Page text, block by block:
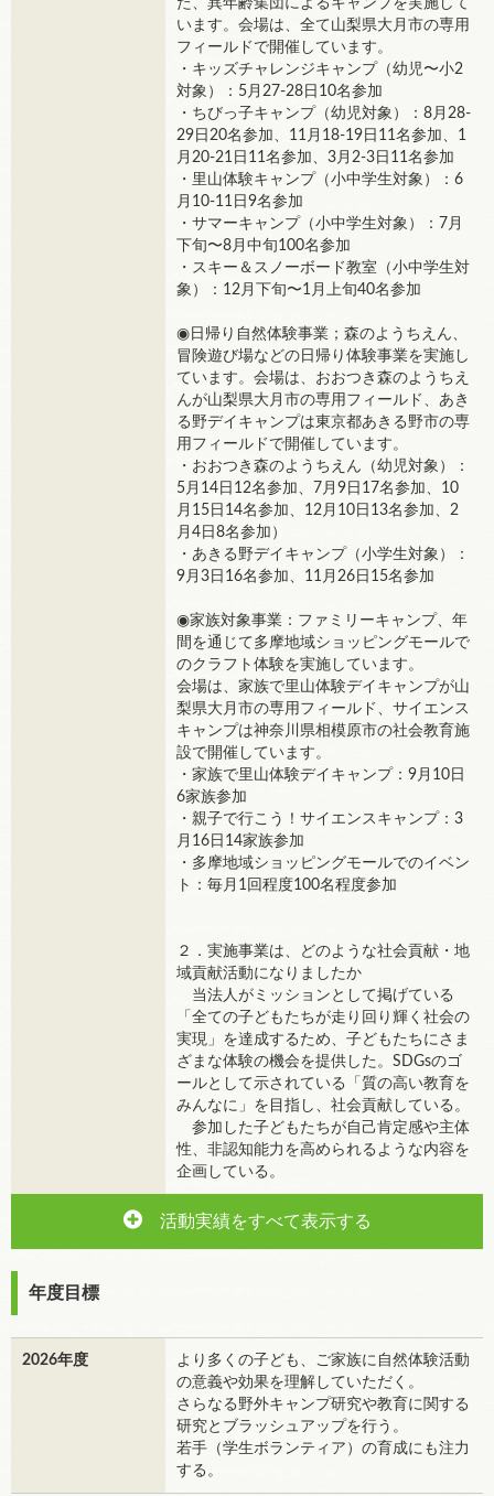
た、異年齢集団によるキャンプを実施して
います。会場は、全て山梨県大月市の専用
フィールドで開催しています。
・キッズチャレンジキャンプ（幼児〜小2
対象）：5月27-28日10名参加
・ちびっ子キャンプ（幼児対象）：8月28-
29日20名参加、11月18-19日11名参加、1
月20-21日11名参加、3月2-3日11名参加
・里山体験キャンプ（小中学生対象）：6
月10-11日9名参加
・サマーキャンプ（小中学生対象）：7月
下旬〜8月中旬100名参加
・スキー＆スノーボード教室（小中学生対
象）：12月下旬〜1月上旬40名参加
◉日帰り自然体験事業；森のようちえん、
冒険遊び場などの日帰り体験事業を実施し
ています。会場は、おおつき森のようちえ
んが山梨県大月市の専用フィールド、あき
る野デイキャンプは東京都あきる野市の専
用フィールドで開催しています。
・おおつき森のようちえん（幼児対象）：
5月14日12名参加、7月9日17名参加、10
月15日14名参加、12月10日13名参加、2
月4日8名参加）
・あきる野デイキャンプ（小学生対象）：
9月3日16名参加、11月26日15名参加
◉家族対象事業：ファミリーキャンプ、年
間を通じて多摩地域ショッピングモールで
のクラフト体験を実施しています。
会場は、家族で里山体験デイキャンプが山
梨県大月市の専用フィールド、サイエンス
キャンプは神奈川県相模原市の社会教育施
設で開催しています。
・家族で里山体験デイキャンプ：9月10日
6家族参加
・親子で行こう！サイエンスキャンプ：3
月16日14家族参加
・多摩地域ショッピングモールでのイベン
ト：毎月1回程度100名程度参加
２．実施事業は、どのような社会貢献・地
域貢献活動になりましたか
当法人がミッションとして掲げている
「全ての子どもたちが走り回り輝く社会の
実現」を達成するため、子どもたちにさま
ざまな体験の機会を提供した。SDGsのゴ
ールとして示されている「質の高い教育を
みんなに」を目指し、社会貢献している。
参加した子どもたちが自己肯定感や主体
性、非認知能力を高められるような内容を
企画している。
活動実績をすべて表示する
年度目標
2026年度
より多くの子ども、ご家族に自然体験活動
の意義や効果を理解していただく。
さらなる野外キャンプ研究や教育に関する
研究とブラッシュアップを行う。
若手（学生ボランティア）の育成にも注力
する。